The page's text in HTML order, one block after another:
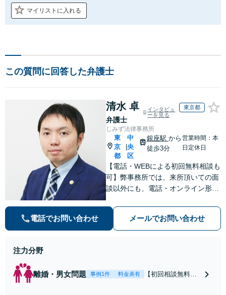
マイリストに入れる
この質問に回答した弁護士
清水 卓
弁護士
インタビュ
ーを見る
東京都
しみず法律事務所
東
京
都
中
央
区
銀座駅 から
徒歩3分
営業時間：本
日定休日
【電話・WEBによる初回無料相談も
可】弊事務所では、来所頂いての面
談以外にも、電話・オンライン形式
弁護士にご相談頂くことで、今のご
不安が和らぐとともに、問題解決の
ために前に進むことができます。
電話でお問い合わせ メールでお問い合わせ
注力分野
離婚・男女問題 事例1件 料金表有
【初回相談無料】